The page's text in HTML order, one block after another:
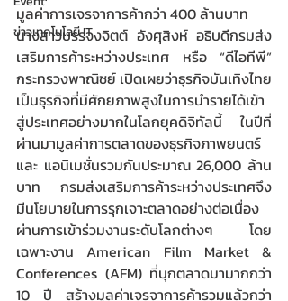
ข่าวเทคโนโลยี IT
มูลค่าการเจรจาการค้ากว่า 400 ล้านบาท
นางสาวบรรจงจิตต์ อังศุสิงห์ อธิบดีกรมส่ง
เสริมการค้าระหว่างประเทศ หรือ “ดีไอทีพี”
กระทรวงพาณิชย์ เปิดเผยว่าธุรกิจบันเทิงไทย
เป็นธุรกิจที่มีศักยภาพสูงในการนำรายได้เข้า
สู่ประเทศอย่างมากในโลกยุคดิจิทัลนี้ ในปีที่
ผ่านมามูลค่าการตลาดของธุรกิจภาพยนตร์
และ แอนิเมชั่นรวมกันประมาณ 26,000 ล้าน
บาท กรมส่งเสริมการค้าระหว่างประเทศจึง
มีนโยบายในการรุกเจาะตลาดอย่างต่อเนื่อง
ผ่านการเข้าร่วมงานระดับโลกต่างๆ โดย
เฉพาะงาน American Film Market &
Conferences (AFM) ที่บุกตลาดมามากกว่า
10 ปี สร้างมูลค่าเจรจาการค้ารวมแล้วกว่า